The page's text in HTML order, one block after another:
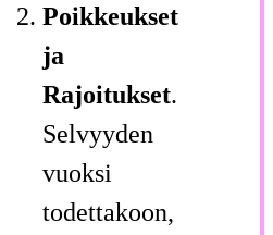
Poikkeukset
ja
Rajoitukset.
Selvyyden
vuoksi
todettakoon,